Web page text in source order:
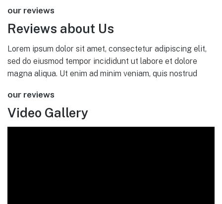
our reviews
Reviews about Us
Lorem ipsum dolor sit amet, consectetur adipiscing elit,
sed do eiusmod tempor incididunt ut labore et dolore
magna aliqua. Ut enim ad minim veniam, quis nostrud
our reviews
Video Gallery